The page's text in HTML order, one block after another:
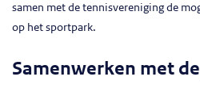
samen met de tennisvereniging de
op het sportpark.
Samenwerken met